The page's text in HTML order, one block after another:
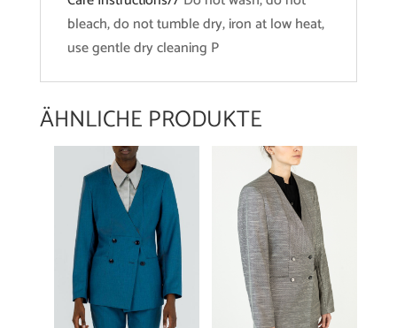
bleach, do not tumble dry, iron at low heat,
use gentle dry cleaning P
ÄHNLICHE PRODUKTE